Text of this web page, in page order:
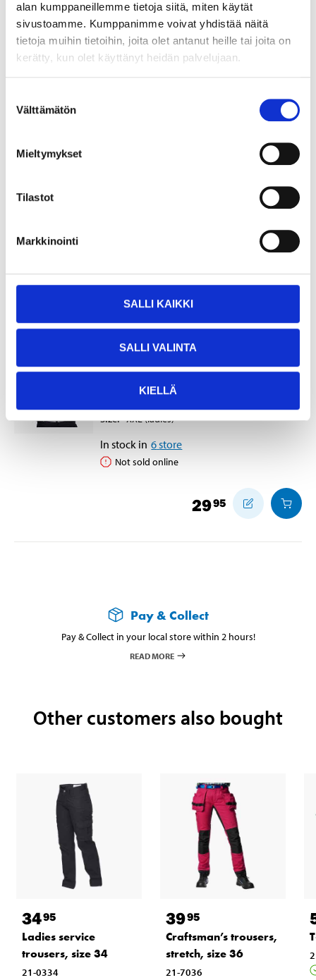
alan kumppaneillemme tietoja siitä, miten käytät
sivustoamme. Kumppanimme voivat yhdistää näitä
tietoja muihin tietoihin, joita olet antanut heille tai joita on
kerätty, kun olet käyttänyt heidän palvelujaan.
valinta
Välttämätön
Mieltymykset
Tilastot
Markkinointi
SALLI KAIKKI
SALLI VALINTA
KIELLÄ
Size: large(ladies)
In stock in 13 store
Sold online
Fleece jacket with reflectors,
29
ladies XXL
21-1294
Size: XXL(ladies)
In stock in 6store
Not sold online
2995
Pay & Collect
Pay & Collect in your local store within 2 hours!
READ MORE
Other customers also bought
3495
Ladies service
trousers, size 34
21-0334
3995
Craftsman’s trousers,
stretch, size 36
21-7036